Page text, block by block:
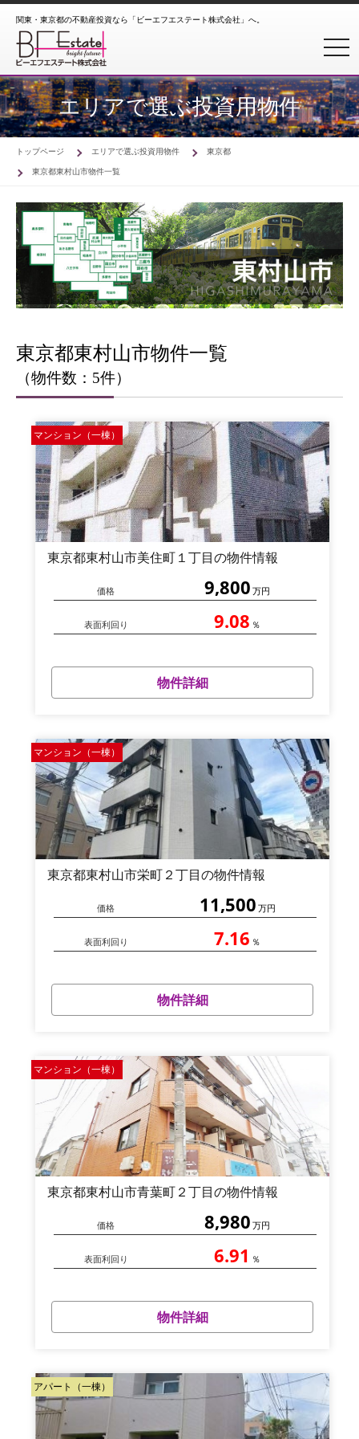
関東・東京都の不動産投資なら「ビーエフエステート株式会社」へ。
エリアで選ぶ投資用物件
トップページ エリアで選ぶ投資用物件
東京都
東京都東村山市物件一覧
東京都東村山市物件一覧
（物件数：5件）
マンション（一棟）
東京都東村山市美住町１丁目の物件情報
価格 9,800 万円
表面利回り 9.08 ％
物件詳細
マンション（一棟）
東京都東村山市栄町２丁目の物件情報
価格 11,500 万円
表面利回り 7.16 ％
物件詳細
マンション（一棟）
東京都東村山市青葉町２丁目の物件情報
価格 8,980 万円
表面利回り 6.91 ％
物件詳細
アパート（一棟）